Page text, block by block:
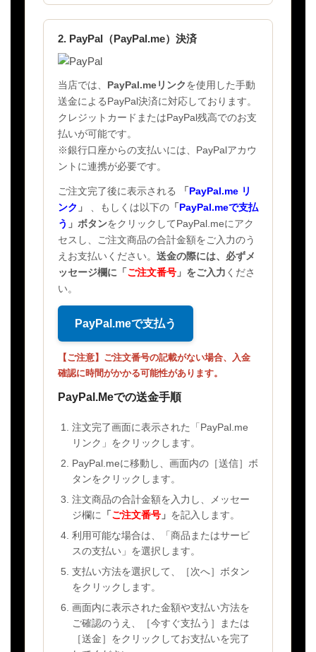
2. PayPal（PayPal.me）決済
当店では、 PayPal.meリンクを使用した手動
送金によるPayPal決済に対応しております。
クレジットカードまたはPayPal残高でのお支
払いが可能です。
※銀行口座からの支払いには、PayPalアカウ
ントに連携が必要です。
ご注文完了後に表示される 「PayPal.me リ
ンク 」 、もしくは以下の 「PayPal.meで支払
う 」ボタンをクリックしてPayPal.meにアク
セスし、ご注文商品の合計金額をご入力のう
えお支払いください。 送金の際には、必ずメ
ッセージ欄に 「ご注文番号 」 をご入力 くださ
い。
PayPal.meで支払う
【ご注意】ご注文番号の記載がない場合、入金
確認に時間がかかる可能性があります。
PayPal.Meでの送金手順
注文完了画面に表示された「PayPal.me
リンク」をクリックします。
PayPal.meに移動し、画面内の［送信］ボ
タンをクリックします。
注文商品の合計金額を入力し、メッセー
ジ欄に
「ご注文番号 」 を記入します。
利用可能な場合は、「商品またはサービ
スの支払い」を選択します。
支払い方法を選択して、［次へ］ボタン
をクリックします。
画面内に表示された金額や支払い方法を
ご確認のうえ、［今すぐ支払う］または
［送金］をクリックしてお支払いを完了